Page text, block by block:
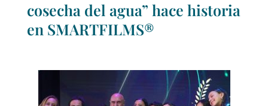
cosecha del agua” hace historia
en SMARTFILMS®